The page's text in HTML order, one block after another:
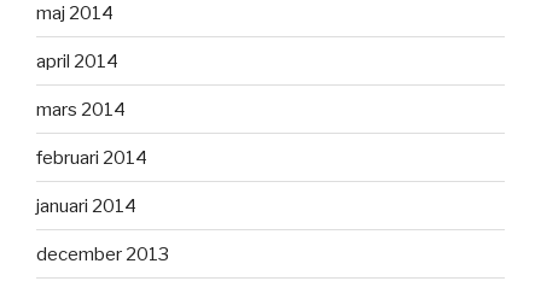
maj 2014
april 2014
mars 2014
februari 2014
januari 2014
december 2013